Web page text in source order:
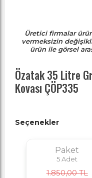
Üretici firmalar
vermeksizin
ürün ile görsel
Özatak 35 Litre
Kovası ÇÖP335
Seçenekler
Paket
5Adet
1.850,00 TL